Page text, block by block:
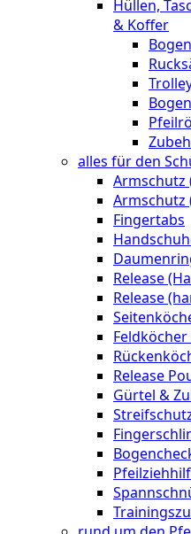
Hüllen,
& Koffer
alles für den
Armschutz
Fingertabs
Release
Release
Release
Gürtel &